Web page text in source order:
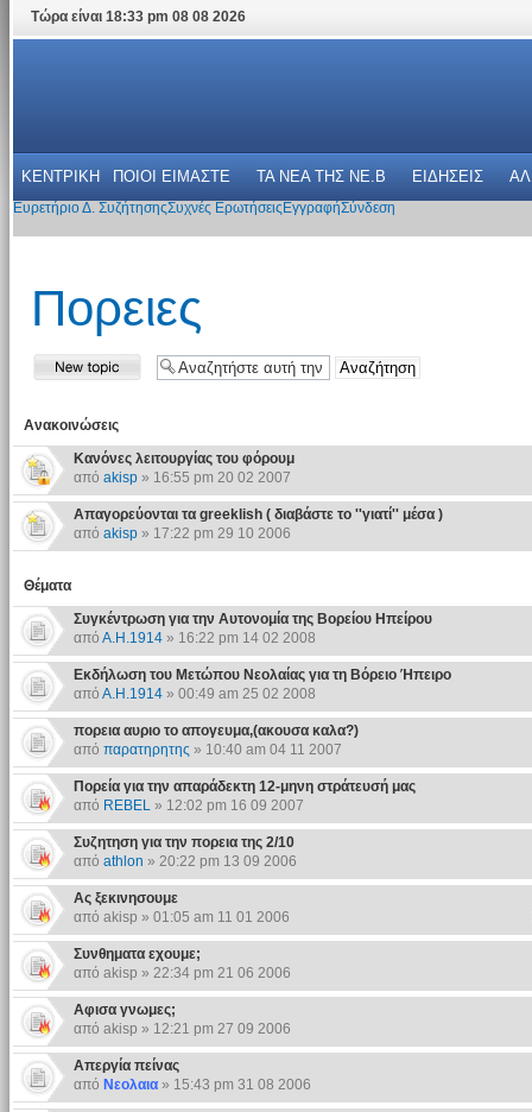
Τώρα είναι 18:33 pm 08 08 2026
ΚΕΝΤΡΙΚΗ ΠΟΙΟΙ ΕΙΜΑΣΤΕ ΤΑ ΝΕΑ THΣ NE.B ΕΙΔΗΣΕΙΣ
Ευρετήριο Δ. ΣυζήτησηςΣυχνές Ερωτήσεις ΕγγραφήΣύνδεση
Πoρειες
Ανακοινώσεις
Κανόνες λειτουργίας του φόρουμ
από akisp» 16:55 pm 20 02 2007
Απαγορεύονται τα greeklish ( διαβάστε το ''γιατί'' μέσα )
από akisp» 17:22 pm 29 10 2006
Θέματα
Συγκέντρωση για την Αυτονομία της Βορείου Ηπείρου
από Α.Η.1914» 16:22 pm 14 02 2008
Εκδήλωση του Μετώπου Νεολαίας για τη Βόρειο Ήπειρο
από Α.Η.1914» 00:49 am 25 02 2008
πορεια αυριο το απογευμα,(ακουσα καλα?)
από παρατηρητης » 10:40 am 04 11 2007
Πορεία για την απαράδεκτη 12-μηνη στράτευσή μας
από REBEL» 12:02 pm 16 09 2007
Συζητηση για την πορεια της 2/10
από athlon » 20:22 pm 13 09 2006
Ας ξεκινησουμε
από akisp » 01:05 am 11 01 2006
Συνθηματα εχουμε;
από akisp » 22:34 pm 21 06 2006
Αφισα γνωμες;
από akisp » 12:21 pm 27 09 2006
Απεργία πείνας
από Νεολαια» 15:43 pm 31 08 2006